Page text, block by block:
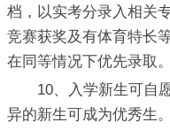
档，以实考分录入相关
竞赛获奖及有体育特长
在同等情况下优先录取。
10、入学新生可自愿
异的新生可成为优秀生